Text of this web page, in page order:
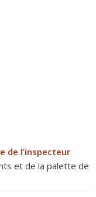
de l’inspecteur
et de la palette de